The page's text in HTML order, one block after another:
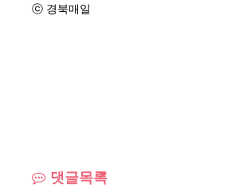
ⓒ 경북매일
댓글목록